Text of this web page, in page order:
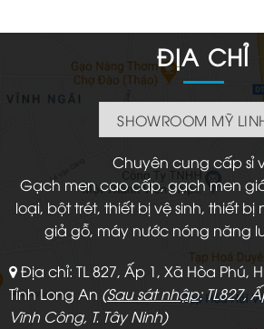
ĐỊA CHỈ
SHOWROOM MỸ
Chuyên cung cấp sỉ
Gạch men cao cấp, gạch men
loại, bột trét, thiết bị vệ sinh, thiết
giả gỗ, máy nước nóng năng
Địa chỉ: TL 827, Ấp 1, Xã Hòa Phú,
Tỉnh Long An (Sau sát nhập: TL827,
Vĩnh Công, T. Tây Ninh)